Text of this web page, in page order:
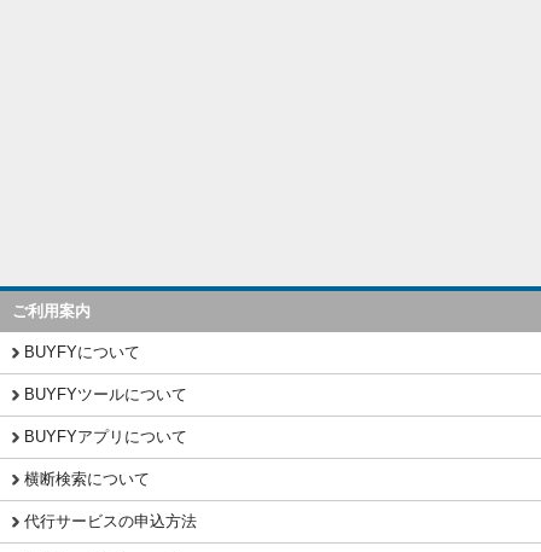
ご利用案内
BUYFYについて
BUYFYツールについて
BUYFYアプリについて
横断検索について
代行サービスの申込方法